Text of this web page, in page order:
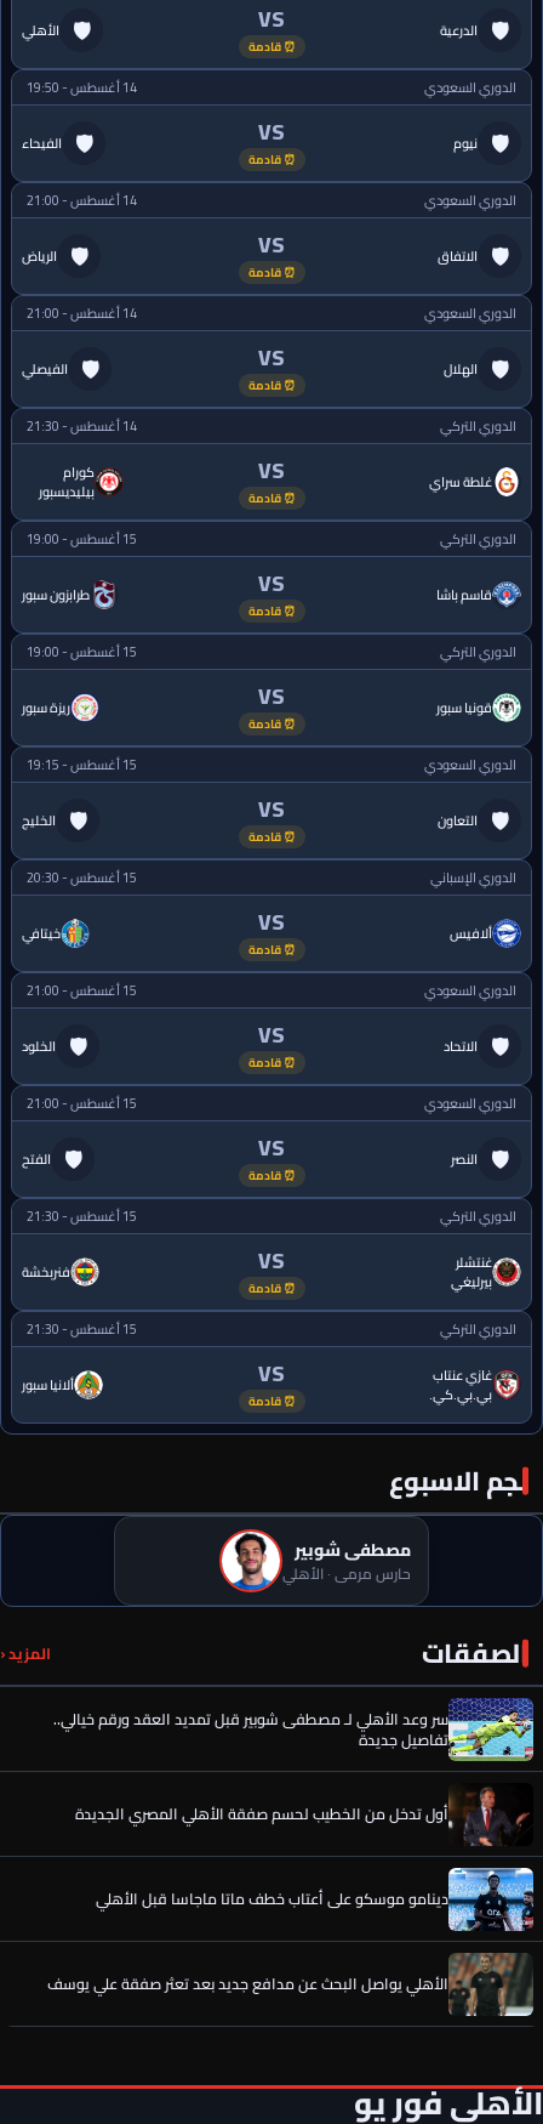
🛡 الدرعية VS
⏰ قادمة
الأهلي 🛡
الدوري السعودي 14 أغسطس - 19:50
🛡 نيوم VS
⏰ قادمة
الفيحاء 🛡
الدوري السعودي 14 أغسطس - 21:00
🛡 الاتفاق VS
⏰ قادمة
الرياض 🛡
الدوري السعودي 14 أغسطس - 21:00
🛡 الهلال VS
⏰ قادمة
الفيصلي 🛡
الدوري التركي 14 أغسطس - 21:30
غلطة سراي VS
⏰ قادمة
كورام
بيليديسبور
الدوري التركي
15 أغسطس - 19:00
قاسم باشا VS
⏰ قادمة
طرابزون سبور
الدوري التركي 15 أغسطس - 19:00
قونيا سبور VS
⏰ قادمة
ريزة سبور
الدوري السعودي 15 أغسطس - 19:15
🛡 التعاون VS
⏰ قادمة
الخليج 🛡
الدوري الإسباني 15 أغسطس - 20:30
ألافيس VS
⏰ قادمة
خيتافي
الدوري السعودي 15 أغسطس - 21:00
🛡 الاتحاد VS
⏰ قادمة
الخلود 🛡
الدوري السعودي 15 أغسطس - 21:00
🛡 النصر VS
⏰ قادمة
الفتح 🛡
الدوري التركي
15 أغسطس - 21:30
غنتشلر
بيرليغي
VS
⏰ قادمة
فنربخشة
الدوري التركي
15 أغسطس - 21:30
غازي عنتاب
بي.بي.كي.
VS
⏰ قادمة
ألانيا سبور
نجم الاسبوع
مصطفى شوبير
حارس مرمى · الأهلي
الصفقات المزيد ‹
صفقة الأهلي الجديدة تخطف الأنظار في معسكر إسبانيا
رسميًا.. إمام عاشور يوافق على تمديد عقده مع الأهلي حتى 2030
سر وعد الأهلي لـ مصطفى شوبير قبل تمديد العقد ورقم خيالي..
تفاصيل جديدة
أول تدخل من الخطيب لحسم صفقة الأهلي المصري الجديدة
دينامو موسكو على أعتاب خطف ماتا ماجاسا قبل الأهلي
الأهلي يواصل البحث عن مدافع جديد بعد تعثر صفقة علي يوسف
الأهلي فور يو